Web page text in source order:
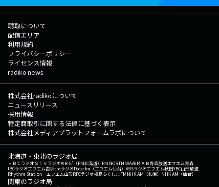
聴取について
配信エリア
利用規約
プライバシーポリシー
ライセンス情報
radiko news
株式会社radikoについて
ニュースリリース
採用情報
特定商取引に関する法律に基づく表示
株式会社メディアプラットフォームラボについて
北海道・東北のラジオ局
ＨＢＣラジオＳＴＶラジオAIR-G'（FM北海道） FM NORTH WAVEＲＡＢ青森放送エフエム青森
IBCラジオエフエム岩手tbcラジオDate fm（エフエム仙台） ABSラジオエフエム秋田YBC山形放送
Rhythm Station エフエム山形RFCラジオ福島ふくしまFMNHK AM（札幌） NHK AM（仙台）
関東のラジオ局